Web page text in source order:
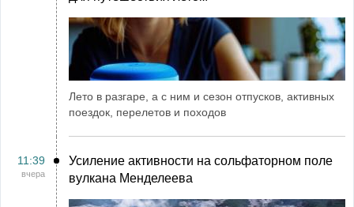
Лето в разгаре, а с ним и сезон отпусков, активных
поездок, перелетов и походов
11:39
вчера
Усиление активности на сольфаторном поле
вулкана Менделеева